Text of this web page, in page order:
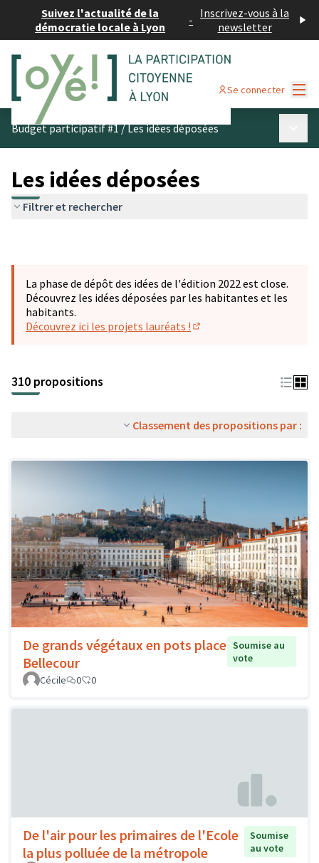
Suivez l'actualité de la
démocratie locale à Lyon
- Inscrivez-vous à la
newsletter
Se connecter
Budget participatif #1/Les idées déposées
Les idées déposées
Filtrer et rechercher
La phase de dépôt des idées de l'édition 2022 est close.
Découvrez les idées déposées par les habitantes et les
habitants.
Découvrez ici les projets lauréats !
310 propositions
Classement des propositions par :
De grands végétaux en pots place
Bellecour
Soumise au
vote
Cécile
0 0
De l'air pour les primaires de l'Ecole
la plus polluée de la métropole
Soumise
au vote